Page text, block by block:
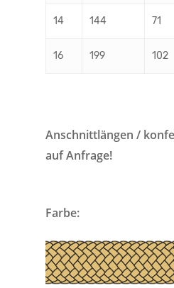
14 144 71
16 199 102
Anschnittlängen /
auf Anfrage!
Farbe: